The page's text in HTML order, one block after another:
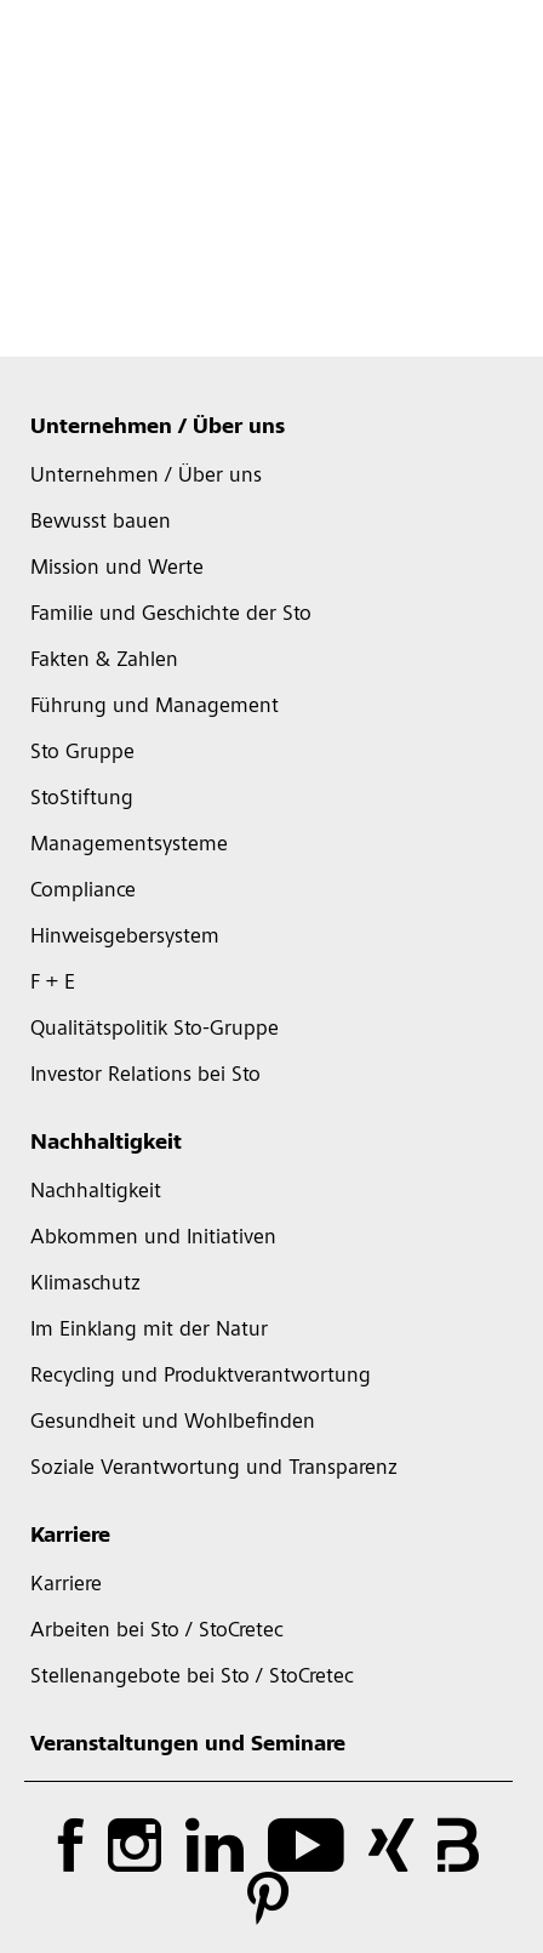
Unternehmen / Über uns
Unternehmen / Über uns
Bewusst bauen
Mission und Werte
Familie und Geschichte der Sto
Fakten & Zahlen
Führung und Management
Sto Gruppe
StoStiftung
Managementsysteme
Compliance
Hinweisgebersystem
F + E
Qualitätspolitik Sto-Gruppe
Investor Relations bei Sto
Nachhaltigkeit
Nachhaltigkeit
Abkommen und Initiativen
Klimaschutz
Im Einklang mit der Natur
Recycling und Produktverantwortung
Gesundheit und Wohlbefinden
Soziale Verantwortung und Transparenz
Karriere
Karriere
Arbeiten bei Sto / StoCretec
Stellenangebote bei Sto / StoCretec
Veranstaltungen und Seminare